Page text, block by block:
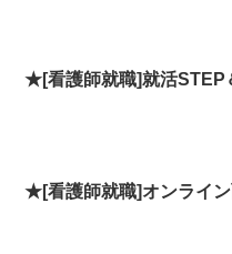
★[看護師就職]就活STEP
★[看護師就職]オンライ